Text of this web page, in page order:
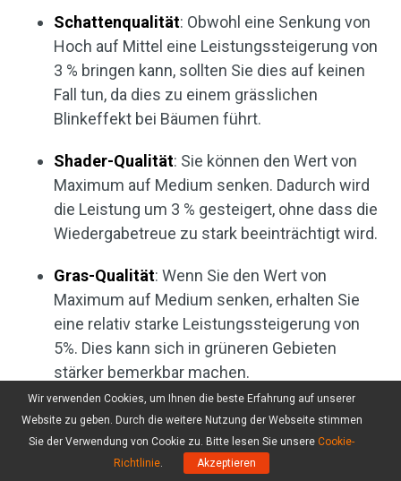
Schattenqualität: Obwohl eine Senkung von
Hoch auf Mittel eine Leistungssteigerung von
3 % bringen kann, sollten Sie dies auf keinen
Fall tun, da dies zu einem grässlichen
Blinkeffekt bei Bäumen führt.
Shader-Qualität: Sie können den Wert von
Maximum auf Medium senken. Dadurch wird
die Leistung um 3 % gesteigert, ohne dass die
Wiedergabetreue zu stark beeinträchtigt wird.
Gras-Qualität: Wenn Sie den Wert von
Maximum auf Medium senken, erhalten Sie
eine relativ starke Leistungssteigerung von
5%. Dies kann sich in grüneren Gebieten
stärker bemerkbar machen.
Die anderen Einstellungen (Schärfentiefe,
Bewegungsunschärfe, Beleuchtungsqualität,
Effektqualität, Volumetrische Qualität,
Wir verwenden Cookies, um Ihnen die beste Erfahrung auf unserer
Website zu geben. Durch die weitere Nutzung der Webseite stimmen
Sie der Verwendung von Cookie zu. Bitte lesen Sie unsere Cookie-
Richtlinie. Akzeptieren